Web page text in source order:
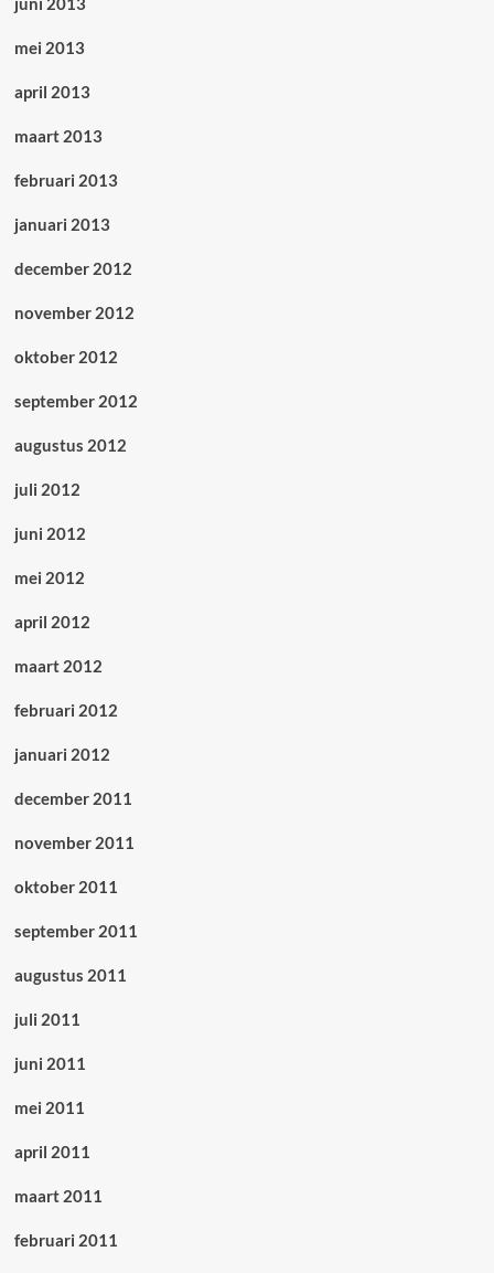
mei 2013
april 2013
maart 2013
februari 2013
januari 2013
december 2012
november 2012
oktober 2012
september 2012
augustus 2012
juli 2012
juni 2012
mei 2012
april 2012
maart 2012
februari 2012
januari 2012
december 2011
november 2011
oktober 2011
september 2011
augustus 2011
juli 2011
juni 2011
mei 2011
april 2011
maart 2011
februari 2011